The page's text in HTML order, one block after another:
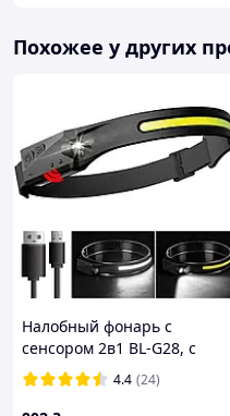
Похожее у других
Налобный фонарь с
сенсором 2в1 BL-G28, с
USB зарядкой /
Аккумуляторный LED
4.4 (24)